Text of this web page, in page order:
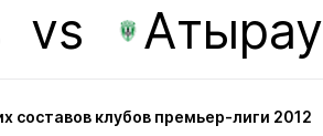
vs Атырау
составов клубов премьер-лиги 2012